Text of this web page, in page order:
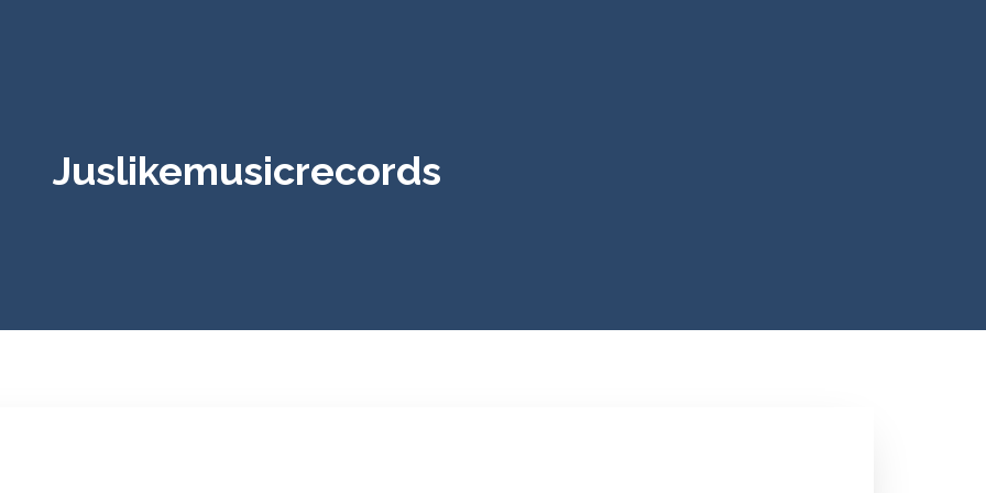
Juslikemusicrecords